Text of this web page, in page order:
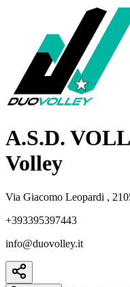
A.S.D.
Volley
Via Giacomo Leopardi ,
+393395397443
info@duovolley.it